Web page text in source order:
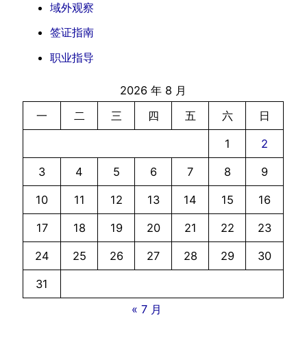
域外观察
签证指南
职业指导
2026 年 8 月
一
二 三 四 五 六 日
1 2
3 4 5 6 7 8 9
10 11 12 13 14 15 16
17 18 19 20 21 22 23
24 25 26 27 28 29 30
31
« 7 月